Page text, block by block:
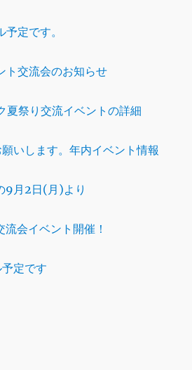
定です。
ト交流会のお知らせ
夏祭り交流イベントの詳細
いします。年内イベント情報
9月2日(月)より
会イベント開催！
定です